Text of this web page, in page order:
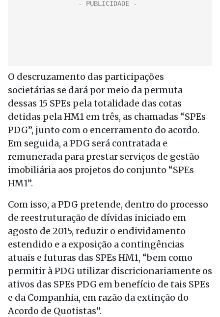
O descruzamento das participações
societárias se dará por meio da permuta
dessas 15 SPEs pela totalidade das cotas
detidas pela HM1 em três, as chamadas “SPEs
PDG”, junto com o encerramento do acordo.
Em seguida, a PDG será contratada e
remunerada para prestar serviços de gestão
imobiliária aos projetos do conjunto “SPEs
HM1”.
Com isso, a PDG pretende, dentro do processo
de reestruturação de dívidas iniciado em
agosto de 2015, reduzir o endividamento
estendido e a exposição a contingências
atuais e futuras das SPEs HM1, “bem como
permitir à PDG utilizar discricionariamente os
ativos das SPEs PDG em benefício de tais SPEs
e da Companhia, em razão da extinção do
Acordo de Quotistas”.